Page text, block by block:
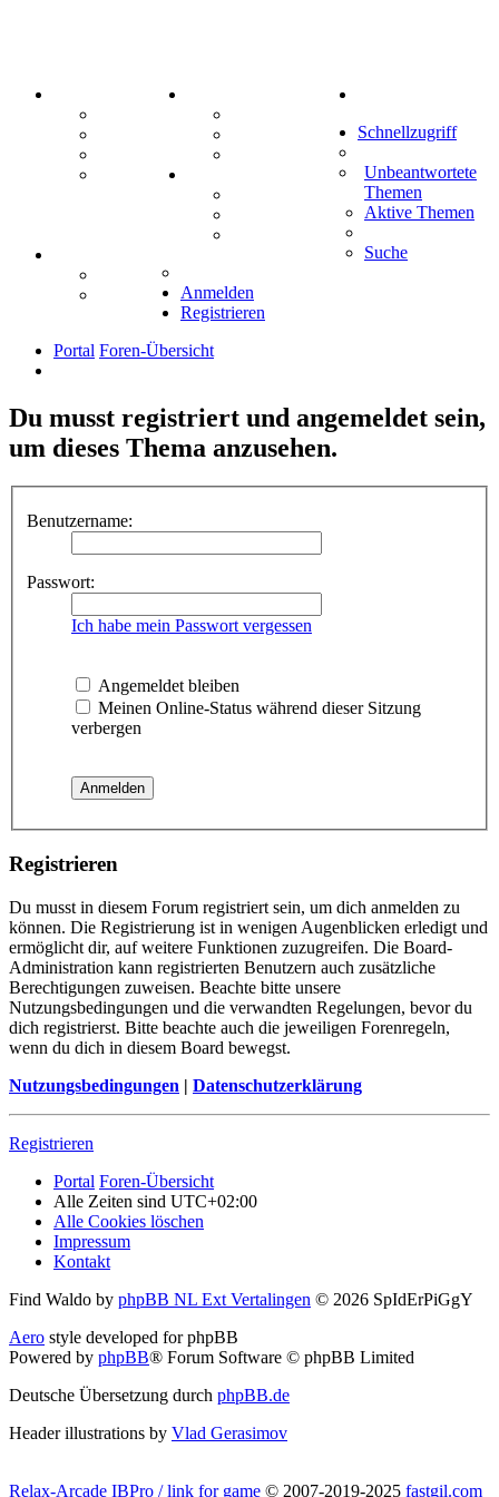
Mastodon
Treffenübersicht
Zitatesammlung
Schiffe versenken
Tipprunde
Comunio
Schnellzugriff
Unbeantwortete
Themen
Aktive Themen
Suche
Anmelden
Registrieren
Portal Foren-Übersicht
Du musst registriert und angemeldet sein,
um dieses Thema anzusehen.
Benutzername:
Passwort:
Ich habe mein Passwort vergessen
Angemeldet bleiben
Meinen Online-Status während dieser Sitzung
verbergen
Registrieren
Du musst in diesem Forum registriert sein, um dich anmelden zu
können. Die Registrierung ist in wenigen Augenblicken erledigt und
ermöglicht dir, auf weitere Funktionen zuzugreifen. Die Board-
Administration kann registrierten Benutzern auch zusätzliche
Berechtigungen zuweisen. Beachte bitte unsere
Nutzungsbedingungen und die verwandten Regelungen, bevor du
dich registrierst. Bitte beachte auch die jeweiligen Forenregeln,
wenn du dich in diesem Board bewegst.
Nutzungsbedingungen | Datenschutzerklärung
Registrieren
Portal Foren-Übersicht
Alle Zeiten sind UTC+02:00
Alle Cookies löschen
Impressum
Kontakt
Find Waldo by phpBB NL Ext Vertalingen © 2026 SpIdErPiGgY
Aero style developed for phpBB
Powered by phpBB® Forum Software © phpBB Limited
Deutsche Übersetzung durch phpBB.de
Header illustrations by Vlad Gerasimov
Relax-Arcade IBPro / link for game © 2007-2019-2025 fastgil.com